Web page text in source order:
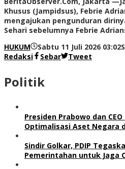
Khusus (Jampidsus), Febrie
mengajukan pengunduran
Sehari sebelumnya Febrie
HUKUM
Sabtu 11 Juli 2026 03:02
Redaksi
Sebar Tweet
Politik
Presiden Prabowo dan
Optimalisasi Aset Negara
Sindir Golkar, PDIP
Pemerintahan untuk Jaga